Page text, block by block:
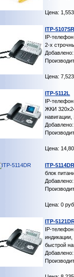
Цена:
ITP-5107SR
IP-
2-х
Цена:
ITP-5112L
IP-
ЖКИ
навигации,
Цена:
ITP-5114DR
блок
Цена: 0
ITP-
IP-
быстрой